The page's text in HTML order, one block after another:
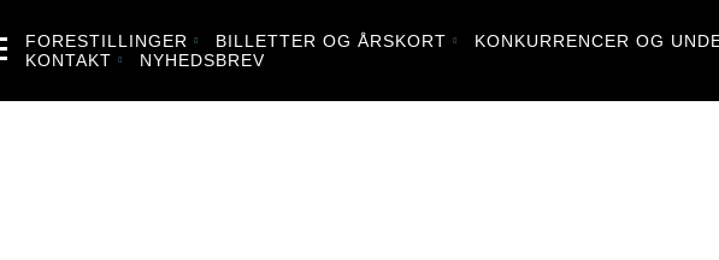
FORESTILLINGER BILLETTER OG ÅRSKORT KONKURRENCER OG
KONTAKT
NYHEDSBREV